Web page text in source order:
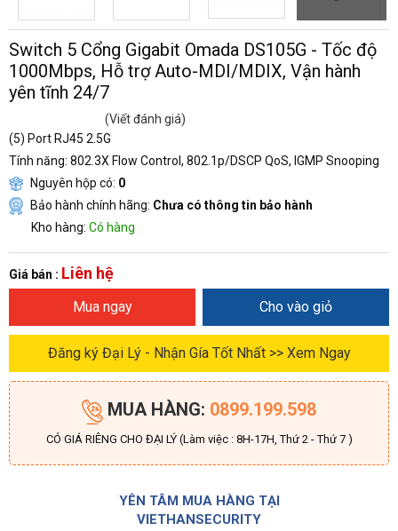
Switch 5 Cổng Gigabit Omada DS105G - Tốc độ
1000Mbps, Hỗ trợ Auto-MDI/MDIX, Vận hành
yên tĩnh 24/7
(Viết đánh giá)
(5) Port RJ45 2.5G
Tính năng: 802.3X Flow Control, 802.1p/DSCP QoS, IGMP Snooping
Nguyên hộp có: 0
Bảo hành chính hãng: Chưa có thông tin bảo hành
Kho hàng: Có hàng
Giá bán : Liên hệ
Mua ngay Cho vào giỏ
Đăng ký Đại Lý - Nhận Gía Tốt Nhất >> Xem Ngay
MUA HÀNG: 0899.199.598
CÓ GIÁ RIÊNG CHO ĐẠI LÝ (Làm việc : 8H-17H, Thứ 2 - Thứ 7 )
YÊN TÂM MUA HÀNG TẠI
VIETHANSECURITY